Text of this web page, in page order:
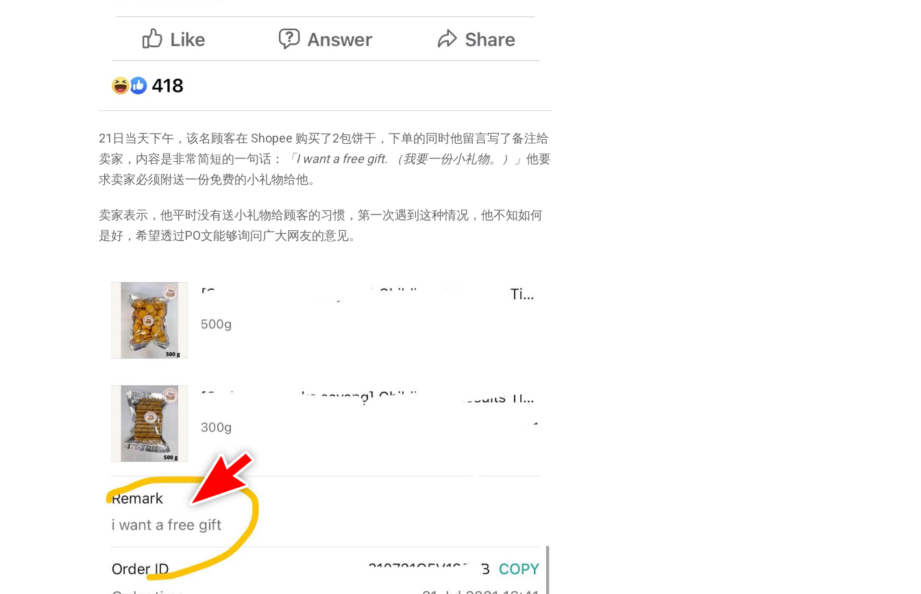
21日当天下午，该名顾客在 Shopee 购买了2包饼干，下单的同时他留言写了备注给
卖家，内容是非常简短的一句话：
「I want a free gift. （我要一份小礼物。）」 他要
求卖家必须附送一份免费的小礼物给他。
卖家表示，他平时没有送小礼物给顾客的习惯，第一次遇到这种情况，他不知如何
是好，希望透过PO文能够询问广大网友的意见。